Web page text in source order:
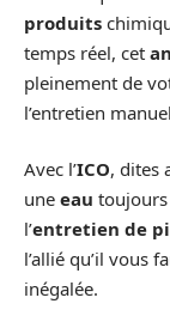
produits
temps réel, cet
pleinement de
l’entretien
Avec l’ICO, dites
une eau toujours
l’entretien de
l’allié qu’il vous
inégalée.